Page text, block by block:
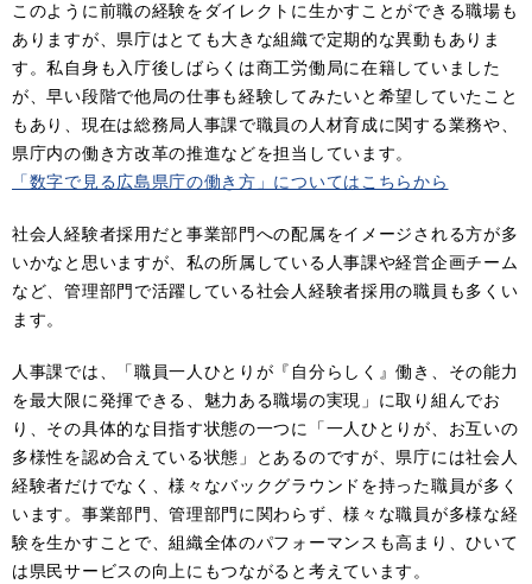
このように前職の経験をダイレクトに生かすことができる職場も
ありますが、県庁はとても大きな組織で定期的な異動もありま
す。私自身も入庁後しばらくは商工労働局に在籍していました
が、早い段階で他局の仕事も経験してみたいと希望していたこと
もあり、現在は総務局人事課で職員の人材育成に関する業務や、
県庁内の働き方改革の推進などを担当しています。
「数字で見る広島県庁の働き方」についてはこちらから
社会人経験者採用だと事業部門への配属をイメージされる方が多
いかなと思いますが、私の所属している人事課や経営企画チーム
など、管理部門で活躍している社会人経験者採用の職員も多くい
ます。
人事課では、「職員一人ひとりが『自分らしく』働き、その能力
を最大限に発揮できる、魅力ある職場の実現」に取り組んでお
り、その具体的な目指す状態の一つに「一人ひとりが、お互いの
多様性を認め合えている状態」とあるのですが、県庁には社会人
経験者だけでなく、様々なバックグラウンドを持った職員が多く
います。事業部門、管理部門に関わらず、様々な職員が多様な経
験を生かすことで、組織全体のパフォーマンスも高まり、ひいて
は県民サービスの向上にもつながると考えています。